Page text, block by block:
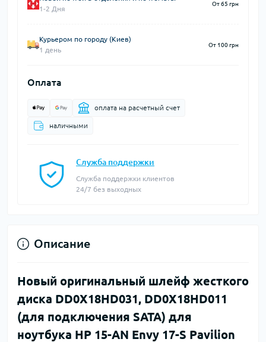
1-2 Дня
От 65 грн
Курьером по городу (Киев)
1 день
От 100 грн
Оплата
оплата на расчетный счет
наличными
Служба поддержки
Служба поддержки клиентов
24/7 без выходных
Описание
Новый оригинальный шлейф жесткого
диска DD0X18HD031, DD0X18HD011
(для подключения SATA) для
ноутбука HP 15-AN Envy 17-S Pavilion